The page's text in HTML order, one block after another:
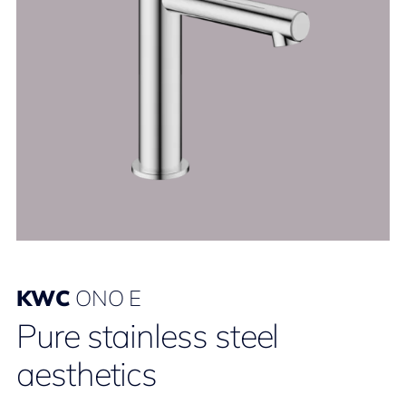
KWC ONO E
Pure stainless steel
aesthetics